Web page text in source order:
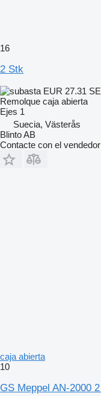
16
2 Stk
EUR 27.31
Remolque caja abierta
Ejes 1
Suecia, Västerås
Blinto AB
Contacte con el vendedor
caja abierta
10
GS Meppel AN-2000